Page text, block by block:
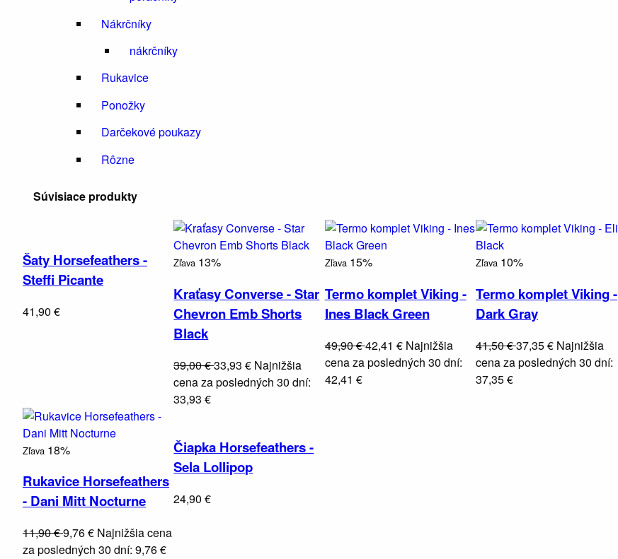
Nákrčníky
nákrčníky
Rukavice
Ponožky
Darčekové poukazy
Rôzne
Súvisiace produkty
Šaty Horsefeathers -
Steffi Picante
41,90 €
Zľava 13%
Kraťasy Converse - Star
Chevron Emb Shorts
Black
39,00 €33,93 € Najnižšia
cena za posledných 30 dní:
33,93 €
Zľava15%
Termo komplet Viking -
Ines Black Green
49,90 €42,41 € Najnižšia
cena za posledných 30 dní:
42,41 €
Zľava10%
Termo komplet Viking -
Dark Gray
41,50 €37,35 € Najnižšia
cena za posledných 30 dní:
37,35 €
Zľava 18%
Rukavice Horsefeathers
- Dani Mitt Nocturne
11,90 €9,76 € Najnižšia cena
za posledných 30 dní: 9,76 €
Čiapka Horsefeathers -
Sela Lollipop
24,90 €